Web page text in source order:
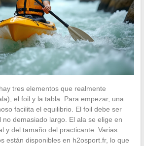
tres elementos que realmente
el foil y la tabla. Para empezar, una
facilita el equilibrio. El foil debe ser
demasiado largo. El ala se elige en
y del tamaño del practicante. Varias
están disponibles en h2osport.fr, lo que